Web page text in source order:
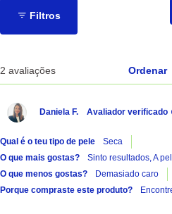
Filtros
2 avaliações Ordenar
Daniela F. Avaliador verificado
Qual é o teu tipo de pele
Seca
O que mais gostas?
Sinto resultados, A
O que menos gostas?
Demasiado caro
Porque compraste este produto?
A